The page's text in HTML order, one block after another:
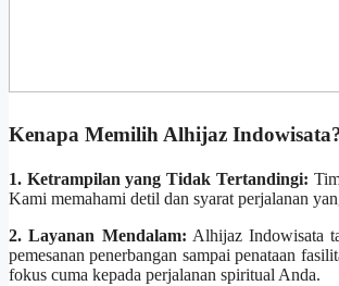
Kenapa Memilih Alhijaz
1. Ketrampilan yang Tidak Tertandingi:
Kami memahami detil dan syarat perjalanan
2. Layanan Mendalam: Alhijaz Indowisata
pemesanan penerbangan sampai penataan
fokus cuma kepada perjalanan spiritual Anda.